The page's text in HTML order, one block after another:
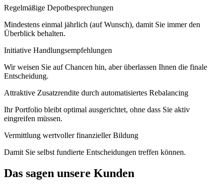
Regelmäßige Depotbesprechungen
Mindestens einmal jährlich (auf Wunsch), damit Sie immer den
Überblick behalten.
Initiative Handlungsempfehlungen
Wir weisen Sie auf Chancen hin, aber überlassen Ihnen die finale
Entscheidung.
Attraktive Zusatzrendite durch automatisiertes Rebalancing
Ihr Portfolio bleibt optimal ausgerichtet, ohne dass Sie aktiv
eingreifen müssen.
Vermittlung wertvoller finanzieller Bildung
Damit Sie selbst fundierte Entscheidungen treffen können.
Das sagen unsere Kunden